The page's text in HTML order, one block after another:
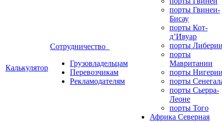
Калькулятор
Сотрудничество
Грузовладельцам
Перевозчикам
Рекламодателям
порты Гвинеи-
Бисау
порты Кот-
д’Ивуар
порты
порты
Мавритании
порты
порты
порты Сьерра-
Леоне
порты Того
Африка Северная